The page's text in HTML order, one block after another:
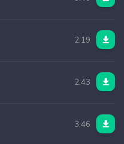
2:19
2:43
3:46